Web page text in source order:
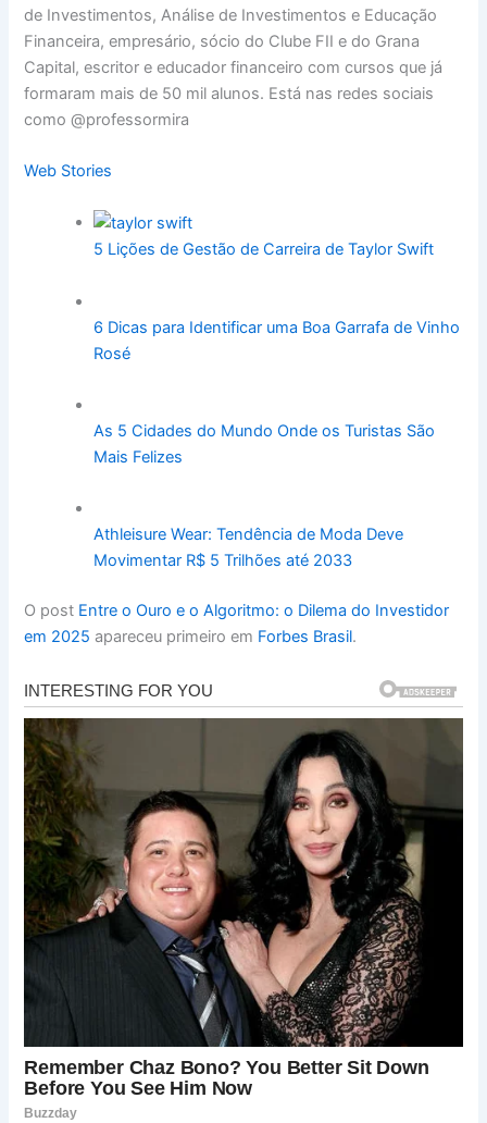
de Investimentos, Análise de Investimentos e Educação
Financeira, empresário, sócio do Clube FII e do Grana
Capital, escritor e educador financeiro com cursos que já
formaram mais de 50 mil alunos. Está nas redes sociais
como @professormira
Web Stories
5 Lições de Gestão de Carreira de Taylor Swift
6 Dicas para Identificar uma Boa Garrafa de Vinho
Rosé
As 5 Cidades do Mundo Onde os Turistas São
Mais Felizes
Athleisure Wear: Tendência de Moda Deve
Movimentar R$ 5 Trilhões até 2033
O post Entre o Ouro e o Algoritmo: o Dilema do Investidor
em 2025 apareceu primeiro em Forbes Brasil.